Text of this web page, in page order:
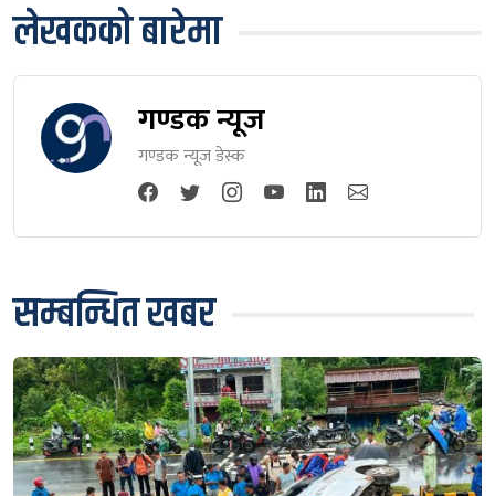
लेखकको बारेमा
गण्डक न्यूज
गण्डक न्यूज डेस्क
सम्बन्धित खबर